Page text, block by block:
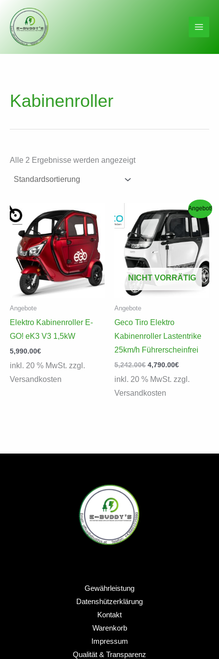
Inhalt
springen
Kabinenroller
Alle 2 Ergebnisse werden angezeigt
Angebote
Elektro Kabinenroller E-
GO! eK3 V3 1,5kW
5,990.00€
inkl. 20 % MwSt. zzgl.
Versandkosten
Angebot!
NICHT VORRÄTIG
Angebote
Geco Tiro Elektro
Kabinenroller Lastentrike
25km/h Führerscheinfrei
5,242.00€ Ursprünglicher
war:
5,242.00€
4,790.00€Aktueller
ist:
inkl. 20 % MwSt. zzgl.
Versandkosten
Gewährleistung
Datenshützerklärung
Kontakt
Warenkorb
Impressum
Qualität & Transparenz